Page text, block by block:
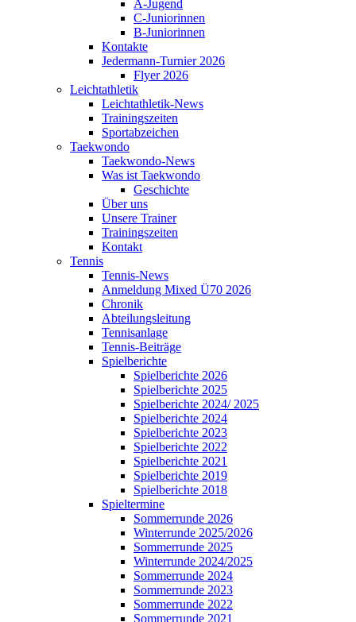
A-Jugend
C-Juniorinnen
B-Juniorinnen
Kontakte
Jedermann-Turnier 2026
Flyer 2026
Leichtathletik
Leichtathletik-News
Trainingszeiten
Sportabzeichen
Taekwondo
Taekwondo-News
Was ist Taekwondo
Geschichte
Über uns
Unsere Trainer
Trainingszeiten
Kontakt
Tennis
Tennis-News
Anmeldung Mixed Ü70 2026
Chronik
Abteilungsleitung
Tennisanlage
Tennis-Beiträge
Spielberichte
Spielberichte 2026
Spielberichte 2025
Spielberichte 2024/ 2025
Spielberichte 2024
Spielberichte 2023
Spielberichte 2022
Spielberichte 2021
Spielberichte 2019
Spielberichte 2018
Spieltermine
Sommerrunde 2026
Winterrunde 2025/2026
Sommerrunde 2025
Winterrunde 2024/2025
Sommerrunde 2024
Sommerrunde 2023
Sommerrunde 2022
Sommerrunde 2021